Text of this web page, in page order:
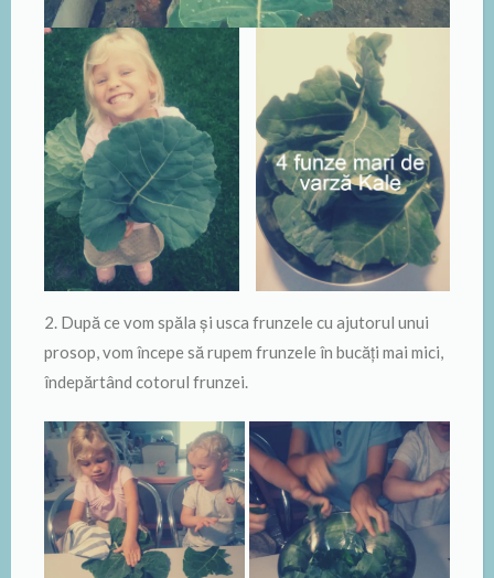
2. După ce vom spăla și usca frunzele cu ajutorul unui
prosop, vom începe să rupem frunzele în bucăți mai mici,
îndepărtând cotorul frunzei.